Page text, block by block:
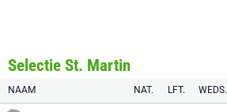
Selectie St. Martin
NAAM NAT. LFT. WEDS.